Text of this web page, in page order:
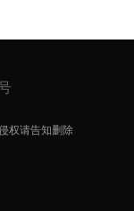
权请告知删除